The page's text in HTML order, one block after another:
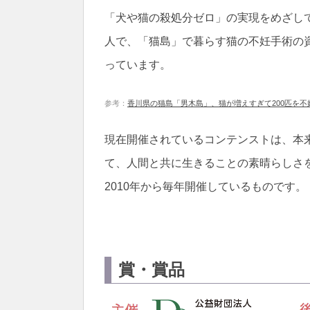
「犬や猫の殺処分ゼロ」の実現をめざ
人で、「猫島」で暮らす猫の不妊手術
っています。
参考： 香川県の猫島「男木島」、猫が増えすぎて200匹を不
現在開催されているコンテンストは、
て、人間と共に生きることの素晴らし
2010年から毎年開催しているものです。
賞・賞品